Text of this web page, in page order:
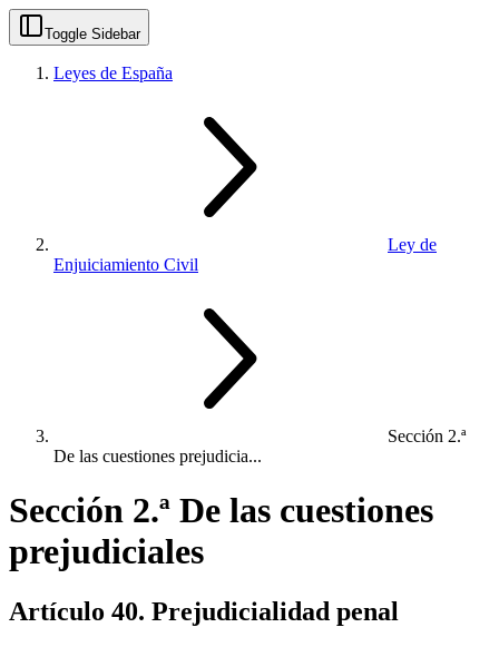
Toggle Sidebar
Leyes de España
Ley de
Enjuiciamiento Civil
Sección 2.ª
De las cuestiones prejudicia...
Sección 2.ª De las cuestiones
prejudiciales
Artículo 40. Prejudicialidad penal